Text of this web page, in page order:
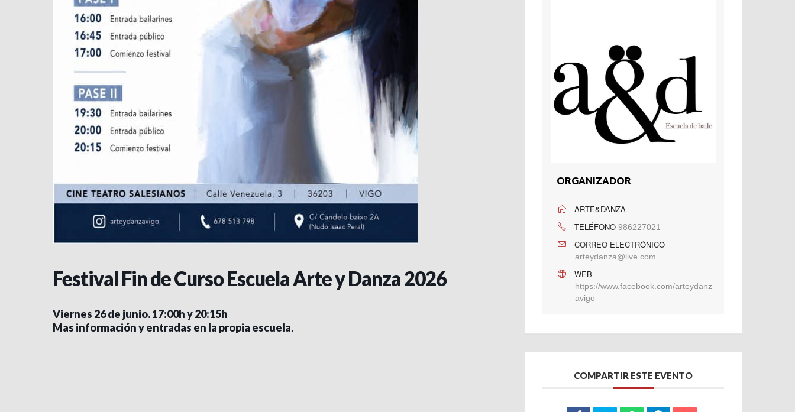
Festival Fin de Curso Escuela Arte y Danza 2026
Viernes 26 de junio. 17:00h y 20:15h
Mas información y entradas en la propia escuela.
ORGANIZADOR
ARTE&DANZA
TELÉFONO 986227021
CORREO ELECTRÓNICO
arteydanza@live.com
WEB
https://www.facebook.com/arteydanz
avigo
COMPARTIR ESTE EVENTO